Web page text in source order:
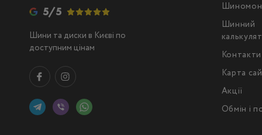
5/5
Шини та диски в Києві по
доступним цінам
Шинний
Контакти
Карта
Акції
Обмін і